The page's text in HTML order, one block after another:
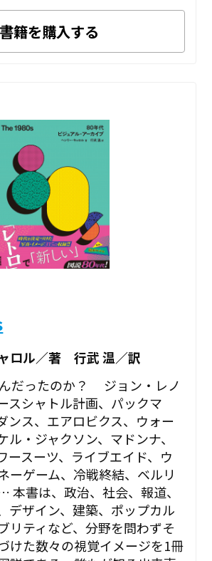
籍を購入する
ロル／著 行武 温／訳
だったのか？ ジョン・レノ
スシャトル計画、パックマ
ンス、エアロビクス、ウォー
ル・ジャクソン、マドンナ、
ースーツ、ライブエイド、ウ
ーゲーム、冷戦終結、ベルリ
書は、政治、社会、報道、
デザイン、建築、ポップカル
リティなど、分野を問わずそ
けた数々の視覚イメージを1冊